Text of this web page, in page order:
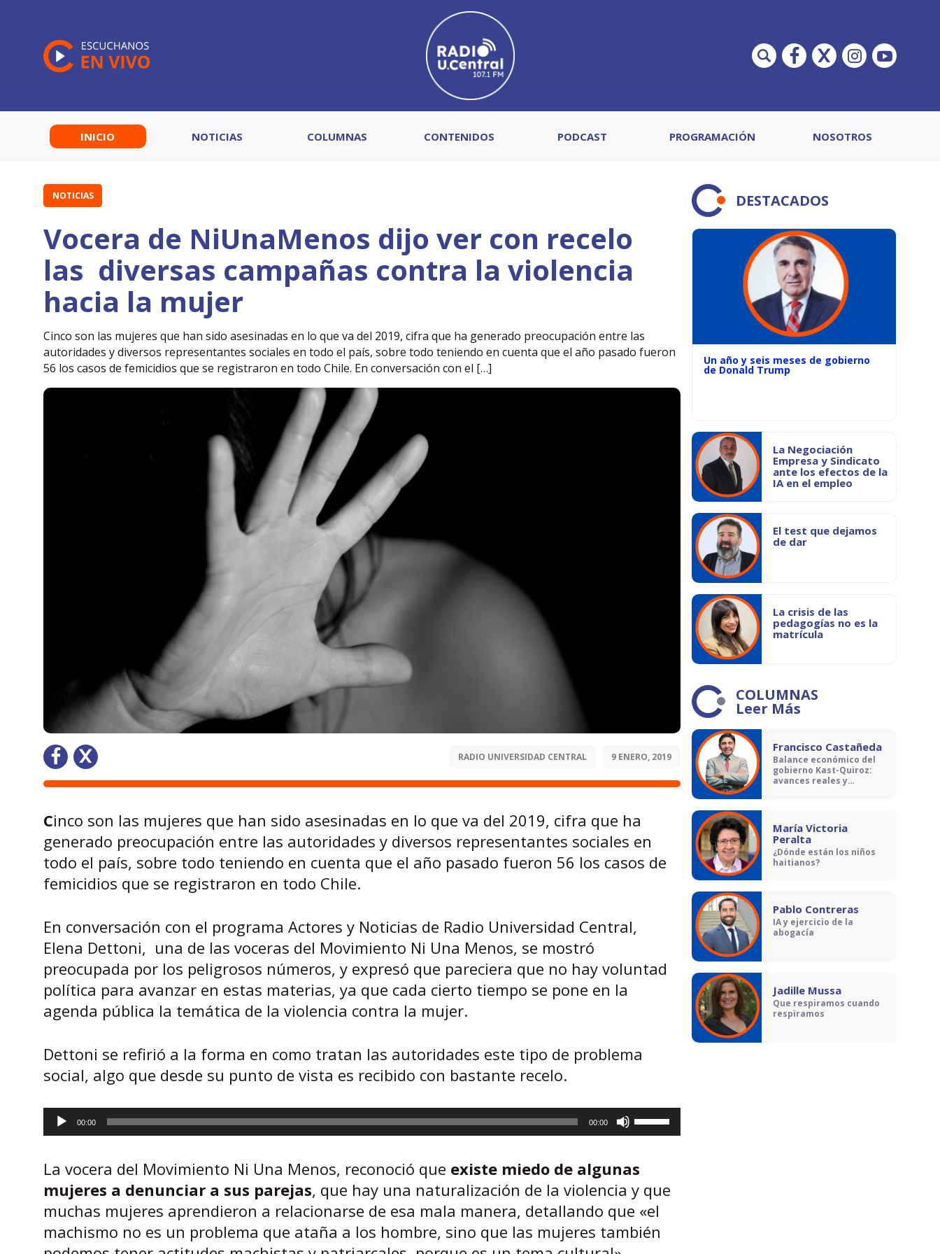
INICIO NOTICIAS COLUMNAS CONTENIDOS PODCAST PROGRAMACIÓN NOSOTROS
NOTICIAS
Vocera de NiUnaMenos dijo ver con recelo
las diversas campañas contra la violencia
hacia la mujer
Cinco son las mujeres que han sido asesinadas en lo que va del 2019, cifra que ha generado preocupación entre las
autoridades y diversos representantes sociales en todo el país, sobre todo teniendo en cuenta que el año pasado fueron
56 los casos de femicidios que se registraron en todo Chile. En conversación con el […]
RADIO UNIVERSIDAD CENTRAL 9 ENERO, 2019
Cinco son las mujeres que han sido asesinadas en lo que va del 2019, cifra que ha
generado preocupación entre las autoridades y diversos representantes sociales en
todo el país, sobre todo teniendo en cuenta que el año pasado fueron 56 los casos de
femicidios que se registraron en todo Chile.
En conversación con el programa Actores y Noticias de Radio Universidad Central,
Elena Dettoni, una de las voceras del Movimiento Ni Una Menos, se mostró
preocupada por los peligrosos números, y expresó que pareciera que no hay voluntad
política para avanzar en estas materias, ya que cada cierto tiempo se pone en la
agenda pública la temática de la violencia contra la mujer.
Dettoni se refirió a la forma en como tratan las autoridades este tipo de problema
social, algo que desde su punto de vista es recibido con bastante recelo.
Reproductor
de
audio
00:00 00:00
U
t
l
i
z
a
La vocera del Movimiento Ni Una Menos, reconoció que existe miedo de algunas
mujeres a denunciar a sus parejas, que hay una naturalización de la violencia y que
muchas mujeres aprendieron a relacionarse de esa mala manera, detallando que «el
machismo no es un problema que ataña a los hombre, sino que las mujeres también
DESTACADOS
Un año y seis meses de gobierno
de Donald Trump
La Negociación
Empresa y Sindicato
ante los efectos de la
IA en el empleo
El test que dejamos
de dar
La crisis de las
pedagogías no es la
matrícula
COLUMNAS
Leer Más
Francisco Castañeda
Balance económico del
gobierno Kast-Quiroz:
avances reales y
María Victoria
Peralta
¿Dónde están los niños
haitianos?
Pablo Contreras
IA y ejercicio de la
abogacía
Jadille Mussa
Que respiramos cuando
respiramos